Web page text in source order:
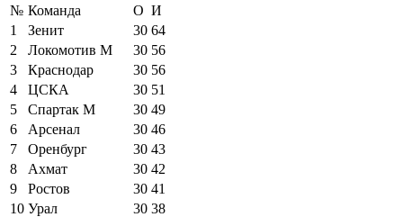
№ Команда О И
1
Зенит 30 64
2
Локомотив М 30 56
3
Краснодар 30 56
4
ЦСКА 30 51
5
Спартак М 30 49
6
Арсенал 30 46
7
Оренбург 30 43
8
Ахмат 30 42
9
Ростов 30 41
10 Урал 30 38